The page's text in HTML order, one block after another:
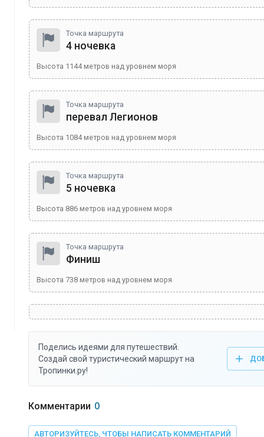
Точка маршрута
4 ночевка
Высота 1144метров над уровнем моря
Точка маршрута
перевал Легионов
Высота 1084метров над уровнем моря
Точка маршрута
5 ночевка
Высота 886 метров над уровнем моря
Точка маршрута
Финиш
Высота 738 метров над уровнем моря
Поделись идеями для путешествий.
Создай свой туристический маршрут на
Тропинки.ру!
Комментарии 0
АВТОРИЗУЙТЕСЬ, ЧТОБЫ НАПИСАТЬ КОММЕНТАРИЙ